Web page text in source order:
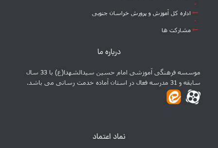
اداره کل آموزش و پرورش خراسان جنوبی
مشارکت ها
درباره ما
موسسه فرهنگی آموزشی امام حسین سیدالشهدا(ع) با 33 سال
سابقه و 31 مدرسه فعال در استان آماده خدمت رسانی می باشد.
نماد اعتماد